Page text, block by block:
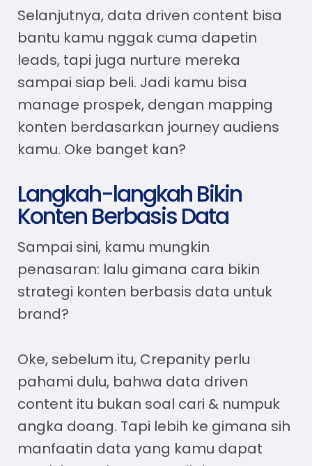
Selanjutnya, data driven content bisa
bantu kamu nggak cuma dapetin
leads, tapi juga nurture mereka
sampai siap beli. Jadi kamu bisa
manage prospek, dengan mapping
konten berdasarkan journey audiens
kamu. Oke banget kan?
Langkah-langkah Bikin
Konten Berbasis Data
Sampai sini, kamu mungkin
penasaran: lalu gimana cara bikin
strategi konten berbasis data untuk
brand?
Oke, sebelum itu, Crepanity perlu
pahami dulu, bahwa data driven
content itu bukan soal cari & numpuk
angka doang. Tapi lebih ke gimana sih
manfaatin data yang kamu dapat